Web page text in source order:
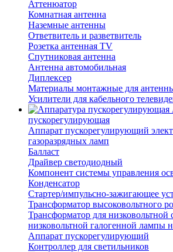
Аттенюатор
Комнатная антенна
Наземные антенны
Ответвитель и разветвитель
Розетка антенная TV
Спутниковая антенна
Антенна автомобильная
Диплексер
Материалы монтажные для
Усилители для кабельного
пускорегулирующая
Аппарат пускорегулирующий
газоразрядных ламп
Балласт
Драйвер светодиодный
Компонент системы управления
Конденсатор
Стартер/импульсно-зажигающее
Трансформатор высоковольтного
Трансформатор для
низковольтной галогенной лампы
Аппарат пускорегулирующий
Контроллер для светильников